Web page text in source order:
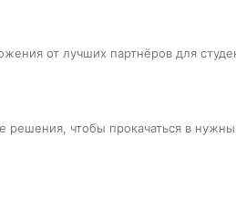
от лучших партнёров для
решения, чтобы прокачаться в